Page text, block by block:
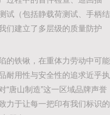
试（包括静载荷测试、手柄结
们建立了多层级的质量防护
的铁锹，在重体力劳动中可能
耐用性与安全性的追求近乎执
“唐山制造”这一区域品牌声誉
力于让每一把印有我们标识的